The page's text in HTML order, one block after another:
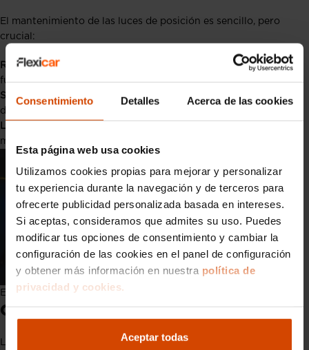
Consentimiento Detalles Acerca de las cookies
Esta página web usa cookies
Utilizamos cookies propias para mejorar y personalizar
tu experiencia durante la navegación y de terceros para
ofrecerte publicidad personalizada basada en intereses.
Si aceptas, consideramos que admites su uso. Puedes
modificar tus opciones de consentimiento y cambiar la
configuración de las cookies en el panel de configuración
y obtener más información en nuestra política de
privacidad y cookies.
Aceptar todas
El mantenimiento de las luces de posición es sencillo, pero
crucial:
Revisiones periódicas:
Asegúrate de que todas las luces
funcionan correctamente antes de salir a la carretera.
Sustitución inmediata:
Si una luz deja de funcionar, cámbiala
de inmediato para evitar multas o riesgos.
Limpieza regular:
máxima visibilidad.
El correcto mantenimiento de las luces evita multas
Conclusión
son un componente fundamental para